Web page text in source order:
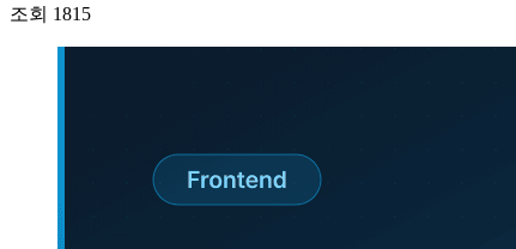
조회 1815